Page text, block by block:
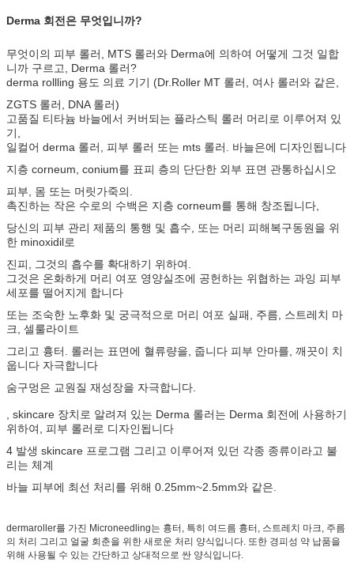
Derma 회전은 무엇입니까?
무엇이의 피부 롤러, MTS 롤러와 Derma에 의하여 어떻게 그것 일합
니까 구르고, Derma 롤러?
derma rollling 용도 의료 기기 (Dr.Roller MT 롤러, 여사 롤러와 같은,
ZGTS 롤러, DNA 롤러)
고품질 티타늄 바늘에서 커버되는 플라스틱 롤러 머리로 이루어져 있
기,
일컬어 derma 롤러, 피부 롤러 또는 mts 롤러. 바늘은에 디자인됩니다
지층 corneum, conium를 표피 층의 단단한 외부 표면 관통하십시오
피부, 몸 또는 머릿가죽의.
촉진하는 작은 수로의 수백은 지층 corneum를 통해 창조됩니다,
당신의 피부 관리 제품의 통행 및 흡수, 또는 머리 피해복구동원을 위
한 minoxidil로
진피, 그것의 흡수를 확대하기 위하여.
그것은 온화하게 머리 여포 영양실조에 공헌하는 위협하는 과잉 피부
세포를 떨어지게 합니다
또는 조숙한 노후화 및 궁극적으로 머리 여포 실패, 주름, 스트레치 마
크, 셀룰라이트
그리고 흉터. 롤러는 표면에 혈류량을, 줍니다 피부 안마를, 깨끗이 치
웁니다 자극합니다
숨구멍은 교원질 재성장을 자극합니다.
, skincare 장치로 알려져 있는 Derma 롤러는 Derma 회전에 사용하기
위하여, 피부 롤러로 디자인됩니다
4 발생 skincare 프로그램 그리고 이루어져 있던 각종 종류이라고 불
리는 체계
바늘 피부에 최선 처리를 위해 0.25mm~2.5mm와 같은.
dermaroller를 가진 Microneedling는 흉터, 특히 여드름 흉터, 스트레치 마크, 주름
의 처리 그리고 얼굴 회춘을 위한 새로운 처리 양식입니다. 또한 경피성 약 납품을
위해 사용될 수 있는 간단하고 상대적으로 싼 양식입니다.